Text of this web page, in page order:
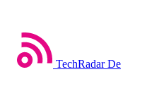
TechRadar De